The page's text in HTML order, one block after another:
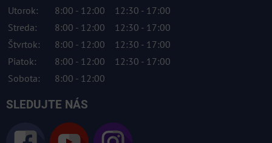
Utorok:
8:00 - 12:00
12:30 - 17:00
Streda:
8:00 - 12:00
12:30 - 17:00
Štvrtok:
8:00 - 12:00
12:30 - 17:00
Piatok:
8:00 - 12:00
12:30 - 17:00
Sobota:
8:00 - 12:00
SLEDUJTE NÁS